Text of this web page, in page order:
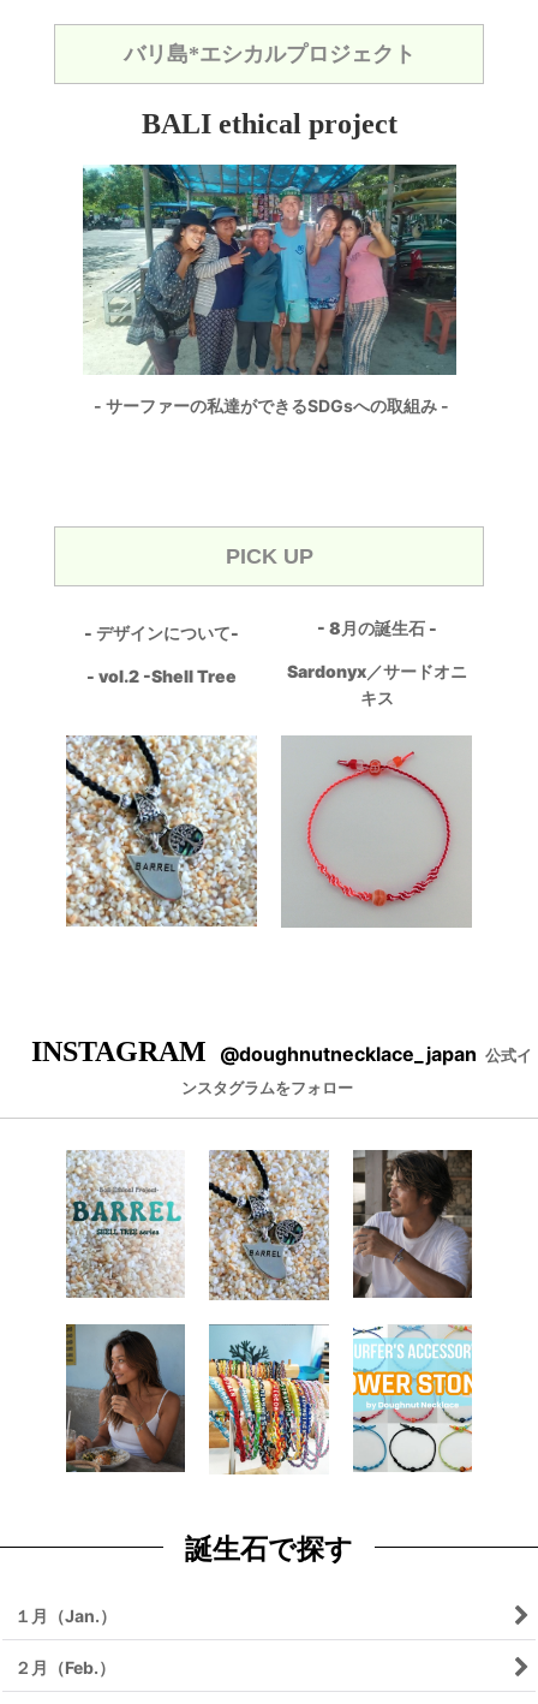
バリ島*エシカルプロジェクト
BALI ethical project
- サーファーの私達ができるSDGsへの取組み -
PICK UP
- デザインについて-
- vol.2 -Shell Tree
- 8月の誕生石 -
Sardonyx／サードオニ
キス
INSTAGRAM @doughnutnecklace_japan 公式イ
ンスタグラムをフォロー
誕生石で探す
１月（Jan.）
２月（Feb.）